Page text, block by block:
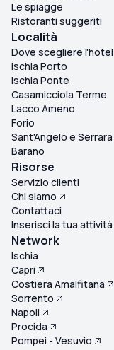
Le spiagge
Ristoranti suggeriti
Località
Dove scegliere l'hotel
Ischia Porto
Ischia Ponte
Casamicciola Terme
Lacco Ameno
Forio
Sant'Angelo e
Barano
Risorse
Servizio clienti
Chi siamo
Contattaci
Inserisci la tua attività
Network
Ischia
Capri
Costiera Amalfitana
Sorrento
Napoli
Procida
Pompei - Vesuvio